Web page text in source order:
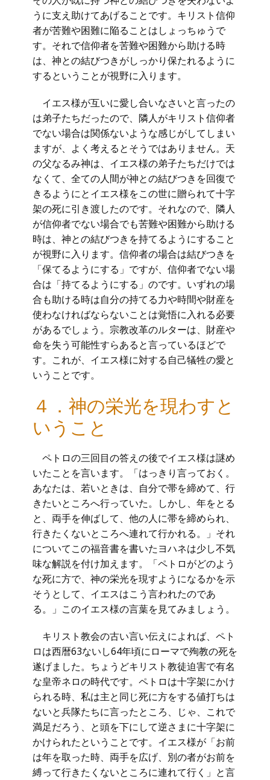
うに支え助けてあげることです。キリスト信仰
者が苦難や困難に陥ることはしょっちゅうで
す。それで信仰者を苦難や困難から助ける時
は、神との結びつきがしっかり保たれるように
するということが視野に入ります。
イエス様が互いに愛し合いなさいと言ったの
は弟子たちだったので、隣人がキリスト信仰者
でない場合は関係ないような感じがしてしまい
ますが、よく考えるとそうではありません。天
の父なるみ神は、イエス様の弟子たちだけでは
なくて、全ての人間が神との結びつきを回復で
きるようにとイエス様をこの世に贈られて十字
架の死に引き渡したのです。それなので、隣人
が信仰者でない場合でも苦難や困難から助ける
時は、神との結びつきを持てるようにすること
が視野に入ります。信仰者の場合は結びつきを
「保てるようにする」ですが、信仰者でない場
合は「持てるようにする」のです。いずれの場
合も助ける時は自分の持てる力や時間や財産を
使わなければならないことは覚悟に入れる必要
があるでしょう。宗教改革のルターは、財産や
命を失う可能性すらあると言っているほどで
す。これが、イエス様に対する自己犠牲の愛と
いうことです。
４．神の栄光を現わすと
いうこと
ペトロの三回目の答えの後でイエス様は謎め
いたことを言います。「はっきり言っておく。
あなたは、若いときは、自分で帯を締めて、行
きたいところへ行っていた。しかし、年をとる
と、両手を伸ばして、他の人に帯を締められ、
行きたくないところへ連れて行かれる。」それ
についてこの福音書を書いたヨハネは少し不気
味な解説を付け加えます。「ペトロがどのよう
な死に方で、神の栄光を現すようになるかを示
そうとして、イエスはこう言われたのであ
る。」このイエス様の言葉を見てみましょう。
キリスト教会の古い言い伝えによれば、ペト
ロは西暦63ないし64年頃にローマで殉教の死を
遂げました。ちょうどキリスト教徒迫害で有名
な皇帝ネロの時代です。ペトロは十字架にかけ
られる時、私は主と同じ死に方をする値打ちは
ないと兵隊たちに言ったところ、じゃ、これで
満足だろう、と頭を下にして逆さまに十字架に
かけられたということです。イエス様が「お前
は年を取った時、両手を広げ、別の者がお前を
縛って行きたくないところに連れて行く」と言